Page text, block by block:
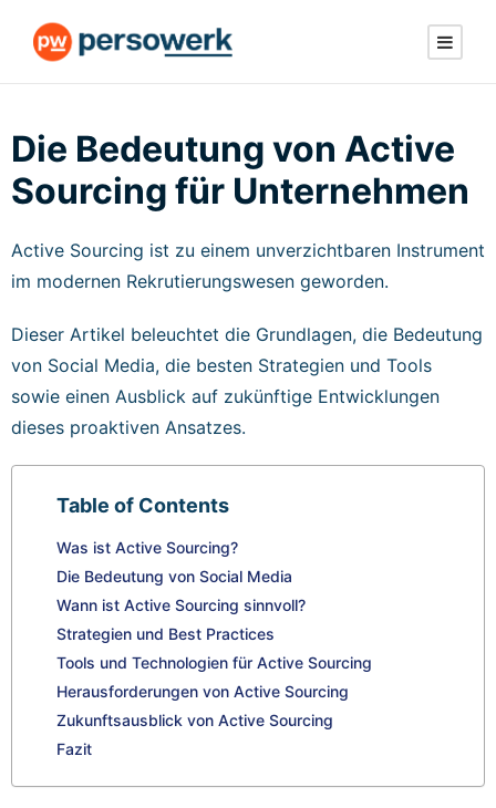
Die Bedeutung von Active
Sourcing für Unternehmen
Active Sourcing ist zu einem unverzichtbaren Instrument
im modernen Rekrutierungswesen geworden.
Dieser Artikel beleuchtet die Grundlagen, die Bedeutung
von Social Media, die besten Strategien und Tools
sowie einen Ausblick auf zukünftige Entwicklungen
dieses proaktiven Ansatzes.
Table of Contents
Was ist Active Sourcing?
Die Bedeutung von Social Media
Wann ist Active Sourcing sinnvoll?
Strategien und Best Practices
Tools und Technologien für Active Sourcing
Herausforderungen von Active Sourcing
Zukunftsausblick von Active Sourcing
Fazit